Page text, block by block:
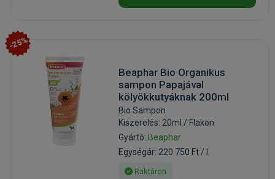
-25%
Beaphar Bio Organikus
sampon Papajával
kölyökkutyáknak 200ml
Bio Sampon
Kiszerelés: 20ml / Flakon
Gyártó: Beaphar
Egységár: 220 750 Ft / l
Raktáron